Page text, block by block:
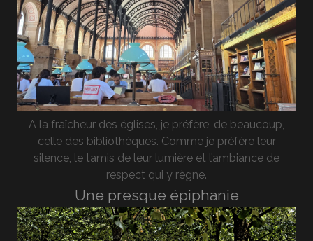
A la fraîcheur des églises, je préfère, de beaucoup,
celle des bibliothèques. Comme je préfère leur
silence, le tamis de leur lumière et l’ambiance de
respect qui y règne.
Une presque épiphanie